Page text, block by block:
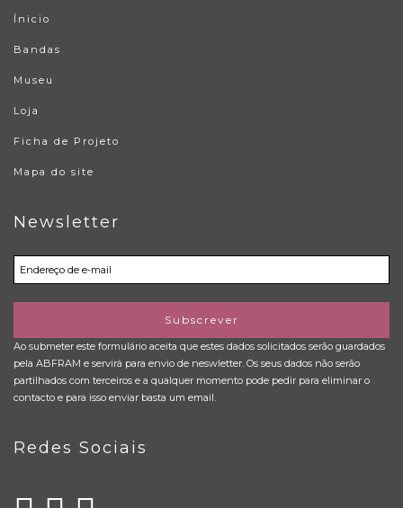
Ínicio
Bandas
Museu
Loja
Ficha de Projeto
Mapa do site
Newsletter
Subscrever
Ao submeter este formulário aceita que estes dados solicitados serão guardados
pela ABFRAM e servirá para envio de neswletter. Os seus dados não serão
partilhados com terceiros e a qualquer momento pode pedir para eliminar o
contacto e para isso enviar basta um email.
Redes Sociais